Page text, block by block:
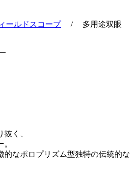
ールドスコープ/
多用途双眼
く、
的なポロプリズム型独特の伝統的な